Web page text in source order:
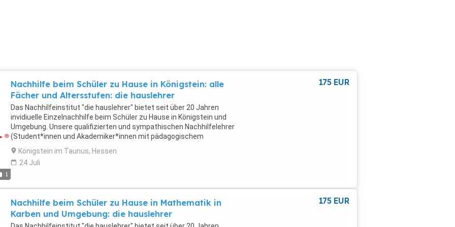
175 Euro. 90 Minuten Einzelunterricht pro Woche beim Schüler zu
Hause kosten monatlich 260 Euro.
1
Nachhilfe beim Schüler zu Hause in Königstein: alle
Fächer und Altersstufen: die hauslehrer
Das Nachhilfeinstitut "die hauslehrer" bietet seit über 20 Jahren
invidiuelle Einzelnachhilfe beim Schüler zu Hause in Königstein und
Umgebung. Unsere qualifizierten und sympathischen Nachhilfelehrer
(Student*innen und Akademiker*innen mit pädagogischem
Hintergrund und Lehrerfahrung) geben professionelle Nachhilfe für alle
Fächer und Altersstufen und betreuen erfolgreich Schüler und
Schülerinnen von der Grundschule bis zum Abitur- auch Erwachsene.
einem erprobten pädagogisch- psychologischen Konzept und
unterstützen Schüler auch bei ihren individuellen Lernschwierigkeiten
wie Konzentrationsproblemen, Motivationsproblemen, Prüfungsangst,
Königstein im Taunus, Hessen
24 Juli
175 EUR
Nachhilfe beim Schüler zu Hause in Mathematik in
Karben und Umgebung: die hauslehrer
175 EUR